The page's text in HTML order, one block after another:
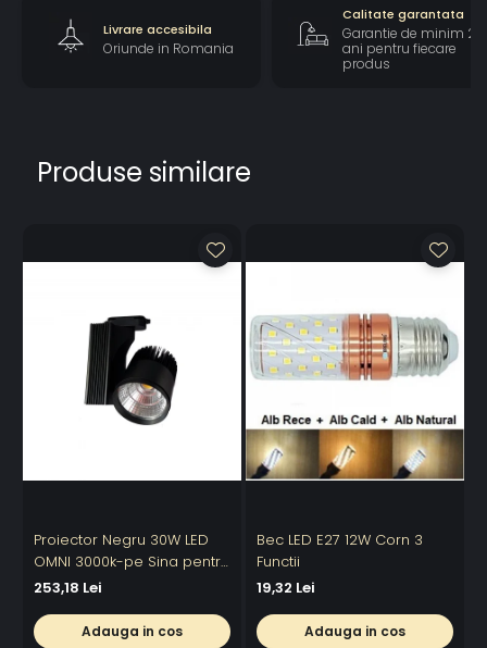
Livrare accesibila
Oriunde in Romania
Calitate garantata
Garantie de minim 2
ani pentru fiecare
produs
Produse similare
Proiector Negru 30W LED
OMNI 3000k-pe Sina pentru
Display Magazin
253,18 Lei
Adauga in cos
Bec LED E27 12W Corn 3
Functii
19,32 Lei
Adauga in cos